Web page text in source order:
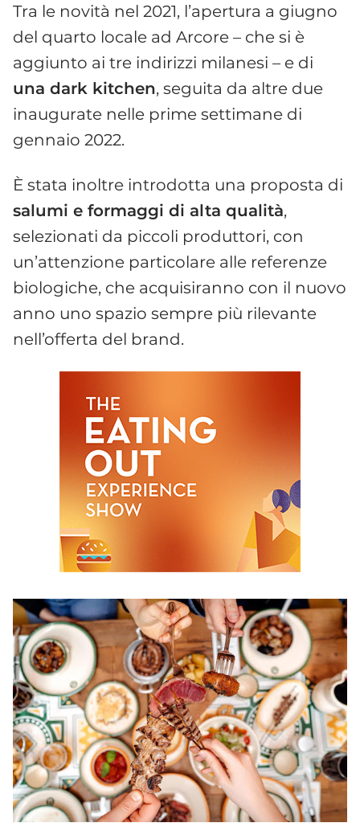
Tra le novità nel 2021, l’apertura a giugno
del quarto locale ad Arcore – che si è
aggiunto ai tre indirizzi milanesi – e di
una dark kitchen, seguita da altre due
inaugurate nelle prime settimane di
gennaio 2022.
È stata inoltre introdotta una proposta di
salumi e formaggi di alta qualità,
selezionati da piccoli produttori, con
un’attenzione particolare alle referenze
biologiche, che acquisiranno con il nuovo
anno uno spazio sempre più rilevante
nell’offerta del brand.